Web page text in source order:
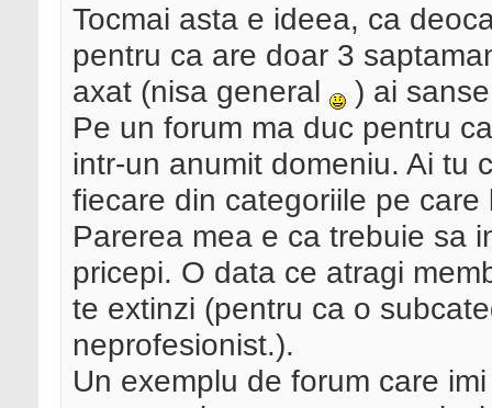
Tocmai asta e ideea, ca
pentru ca are doar 3
axat (nisa general
) ai
Pe un forum ma duc pentru
intr-un anumit domeniu. Ai tu
fiecare din categoriile pe
Parerea mea e ca trebuie sa
pricepi. O data ce atragi
te extinzi (pentru ca o
neprofesionist.).
Un exemplu de forum care